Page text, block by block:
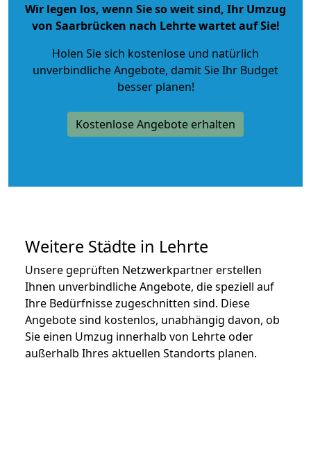
Wir legen los, wenn Sie so weit sind, Ihr Umzug
von Saarbrücken nach Lehrte wartet auf Sie!
Holen Sie sich kostenlose und natürlich
unverbindliche Angebote, damit Sie Ihr Budget
besser planen!
Kostenlose Angebote erhalten
Weitere Städte in Lehrte
Unsere geprüften Netzwerkpartner erstellen
Ihnen unverbindliche Angebote, die speziell auf
Ihre Bedürfnisse zugeschnitten sind. Diese
Angebote sind kostenlos, unabhängig davon, ob
Sie einen Umzug innerhalb von Lehrte oder
außerhalb Ihres aktuellen Standorts planen.